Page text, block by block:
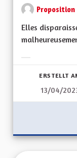
Proposition
Elles
ERSTELLT
13/04/